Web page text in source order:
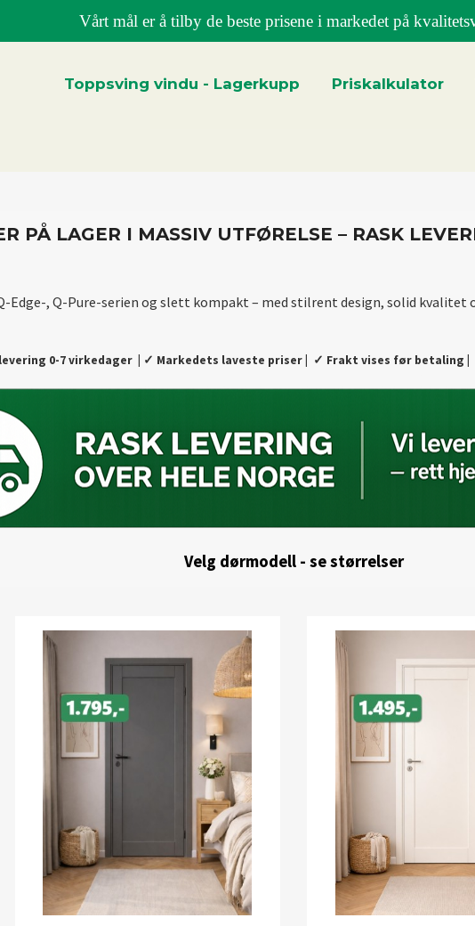
Vårt mål er å tilby de beste prisene i markedet på
Toppsving vindu - Lagerkupp Priskalkulator
PÅ LAGER I MASSIV UTFØRELSE – RASK
Edge-, Q-Pure-serien og slett kompakt – med stilrent design, solid
0-7 virkedager | ✓ Markedets laveste priser ✓ Frakt vises før betaling
Velg dørmodell - se størrelser